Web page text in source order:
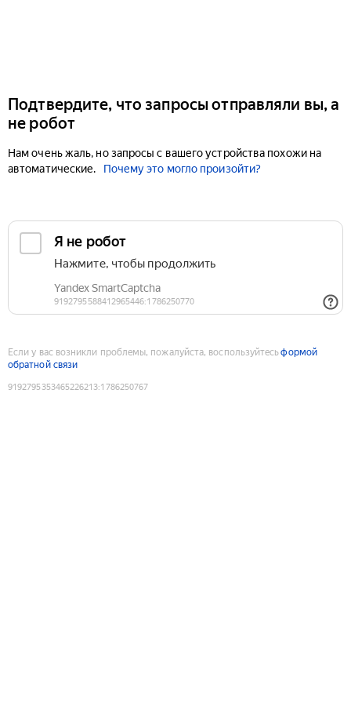
Подтвердите, что запросы отправляли вы, а
не робот
Нам очень жаль, но запросы с вашего устройства похожи на
автоматические.
Почему это могло произойти?
Если у вас возникли проблемы, пожалуйста, воспользуйтесьформой
обратной связи
9192795353465226213:1786250767